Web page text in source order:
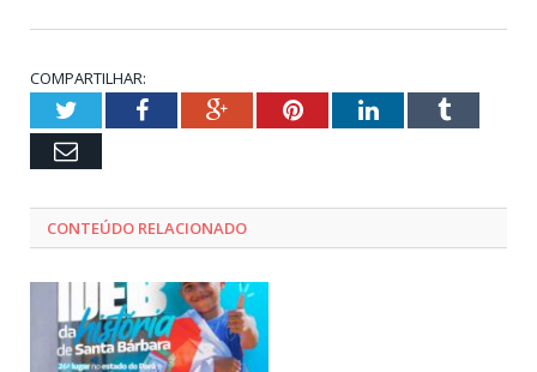
COMPARTILHAR:
TwitterFacebookGoogle+PinterestLinkedInTumblr
Email
CONTEÚDO RELACIONADO